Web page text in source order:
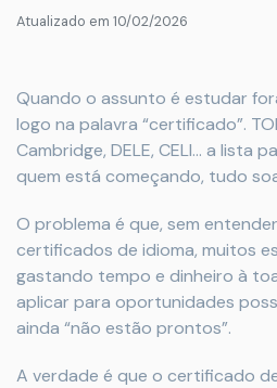
Atualizado em 10/02/2026
Quando o assunto é estudar
logo na palavra “certificado”.
Cambridge, DELE, CELI… a lista
quem está começando, tudo
O problema é que, sem
certificados de idioma, muitos
gastando tempo e dinheiro à
aplicar para oportunidades
ainda “não estão prontos”.
A verdade é que o certificado